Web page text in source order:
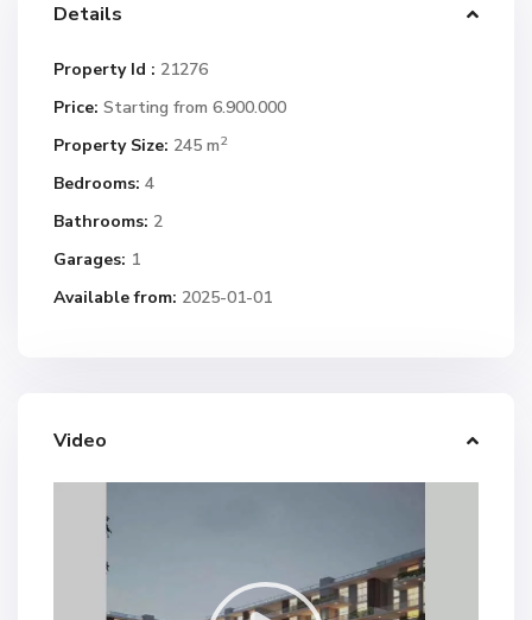
Details
Property Id : 21276
Price: Starting from 6.900.000
Property Size: 245 m2
Bedrooms: 4
Bathrooms: 2
Garages: 1
Available from: 2025-01-01
Video